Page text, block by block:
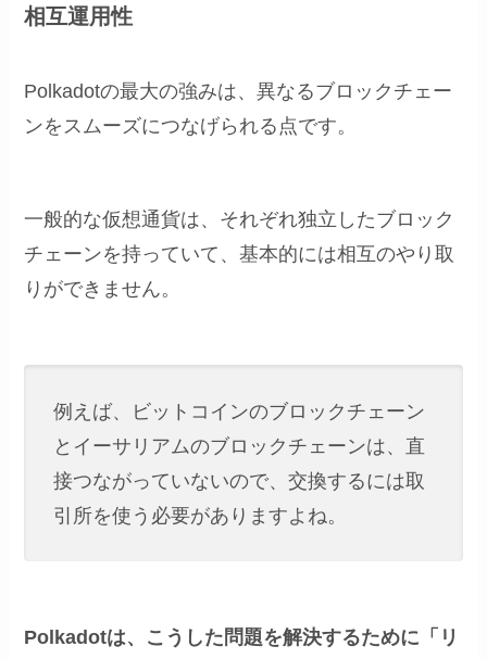
相互運用性
Polkadotの最大の強みは、異なるブロックチェー
ンをスムーズにつなげられる点です。
一般的な仮想通貨は、それぞれ独立したブロック
チェーンを持っていて、基本的には相互のやり取
りができません。
例えば、ビットコインのブロックチェーン
とイーサリアムのブロックチェーンは、直
接つながっていないので、交換するには取
引所を使う必要がありますよね。
Polkadotは、こうした問題を解決するために「リ